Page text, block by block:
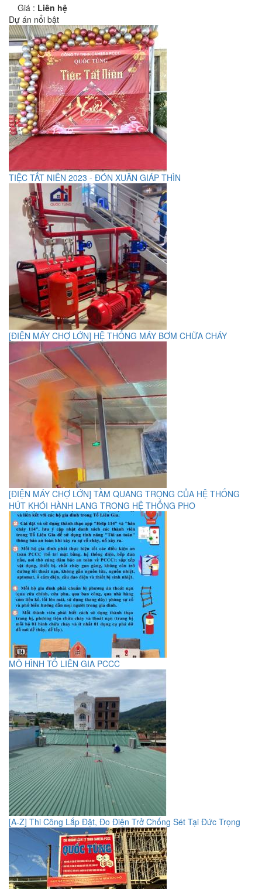
Giá : Liên hệ
Dự án nổi bật
TIỆC TẤT NIÊN 2023 - ĐÓN XUÂN GIÁP THÌN
[ĐIỆN MÁY CHỢ LỚN] HỆ THỐNG MÁY BƠM CHỮA CHÁY
[ĐIỆN MÁY CHỢ LỚN] TẦM QUANG TRỌNG CỦA HỆ THỐNG
HÚT KHÓI HÀNH LANG TRONG HỆ THỐNG PHO
MÔ HÌNH TỔ LIÊN GIA PCCC
[A-Z] Thi Công Lắp Đặt, Đo Điện Trở Chống Sét Tại Đức Trọng